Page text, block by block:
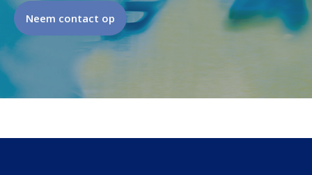
Neem contact op